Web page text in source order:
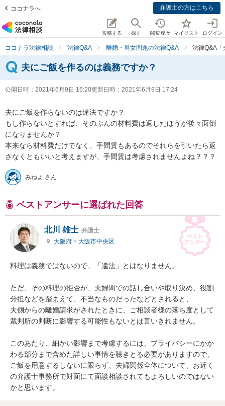
ココナラへ 弁護士の方はこちら
投稿する 探す 閲覧履歴 マイリスト ログイン
ココナラ法律相談 法律Q&A 離婚・男女問題の法律Q&A 法律Q&A「
夫にご飯を作るのは義務ですか？
公開日時： 2021年6月9日 16:20更新日時： 2021年6月9日 17:24
夫にご飯を作らないのは違法ですか？
もし作らないとすれば、そのぶんの材料費は返したほうが後々面倒
になりませんか？
本来なら材料費だけでなく、手間賃もあるのでそれらを引いたら返
さなくともいいと考えますが、手間賃は考慮されませんよね？？？
みねよ さん
ベストアンサーに選ばれた回答
北川 雄士 弁護士
大阪府 > 大阪市中央区
料理は義務ではないので、「違法」とはなりません。
ただ、その料理の拒否が、夫婦間での話し合いや取り決め、役割
分担などを踏まえて、不当なものだったなどとされると、
夫側からの離婚請求がされたときに、ご相談者様の落ち度として
裁判所の判断に影響する可能性もないとは言いきれません。
このあたり、細かい影響まで考慮するには、プライバシーにかか
わる部分まで含めた詳しい事情を聴きとる必要がありますので、
ご飯を用意するしないに限らず、夫婦関係全体について、お近く
の弁護士事務所で対面にて面談相談されてもよろしいのではない
かと思います。